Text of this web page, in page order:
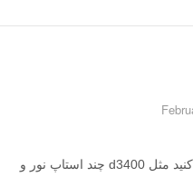
شما اگر لنز fx رو روی بدنه با سنسور کراپ نصب کنید مثل d3400 چند استاپ نور و